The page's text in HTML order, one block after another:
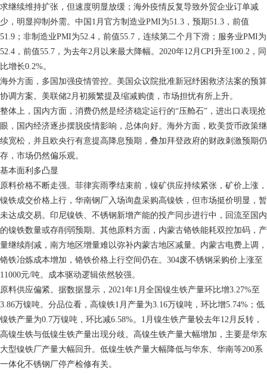
求继续维持扩张，但速度明显放缓；海外疫情反复导致外贸企业订单减
少，明显抑制外需。中国1月官方制造业PMI为51.3，预期51.3，前值
51.9；非制造业PMI为52.4，前值55.7，连续第二个月下滑；服务业PMI为
52.4，前值55.7，为去年2月以来最大降幅。2020年12月CPI升至100.2，同
比增长0.2%。
海外方面，多国加强疫情管控。美国众议院批准新冠纾困救济法案的预算
协调方案。美联储2月初频繁提及缩减购债，市场担忧有所上升。
整体上，国内方面，消费仍然是经济稳定运行的“压舱石”，进出口表现抢
眼，国内经济逐步摆脱疫情影响，总体向好。海外方面，欧美货币政策继
续宽松，并且欧央行有意提高降息预期，叠加拜登政府的财政刺激预期仍
存，市场仍然偏乐观。
基本面利多凸显
原料价格不断走强。菲律宾雨季结束前，镍矿供应持续紧张，矿价上涨，
镍铁成交价格上行，华南钢厂入场询盘采购高镍铁，但市场挺价明显，暂
未达成交易。印尼镍铁、不锈钢新增产能的投产同步进行中，回流至国内
的镍铁数量或存削弱预期。其他原料方面，内蒙古铬铁能耗双控加码，产
量继续削减，南方地区增量难以弥补内蒙古地区减量。内蒙古电费上调，
铬铁冶炼成本增加，铬铁价格上行空间仍在。304废不锈钢采购价上涨至
11000元/吨。成本驱动逻辑依然较强。
原料供应偏紧。据数据显示，2021年1月全国镍生铁产量环比增3.27%至
3.86万镍吨。分品位看，高镍铁1月产量为3.16万镍吨，环比增5.74%；低
镍铁产量为0.7万镍吨，环比减6.58%。1月镍生铁产量较去年12月反转，
高镍生铁与低镍生铁产量出现分歧。高镍生铁产量大幅增加，主要是华东
大型镍铁厂产量大幅回升。低镍生铁产量大幅降低与华东、华南等200系
一体化不锈钢厂停产检修有关。